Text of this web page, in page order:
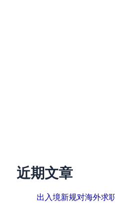
近期文章
出入境新规对海外求